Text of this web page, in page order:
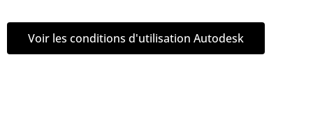
Voir les conditions d'utilisation Autodesk